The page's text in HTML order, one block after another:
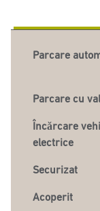
Parcare
Parcare cu
Încărcare
electrice
Securizat
Acoperit